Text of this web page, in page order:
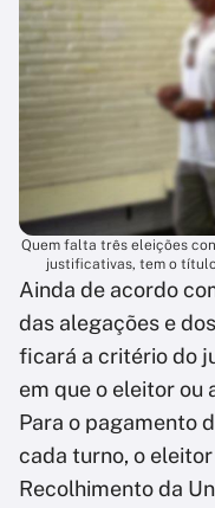
Quem falta três eleições
justificativas, tem o
Ainda de acordo
das alegações e
ficará a critério do
em que o eleitor ou
Para o pagamento
cada turno, o
Recolhimento da